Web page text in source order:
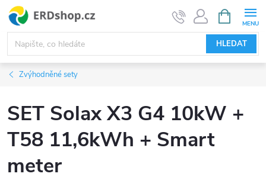
Přejít
obsah
HLEDAT
NÁKUPNÍ
KOŠÍK
Zvýhodněné sety
SET Solax X3 G4 10kW +
T58 11,6kWh + Smart
meter